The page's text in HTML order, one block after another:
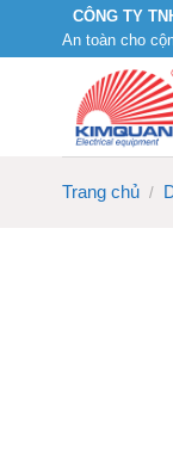
CÔNG TY
An toàn cho
Trang chủ /